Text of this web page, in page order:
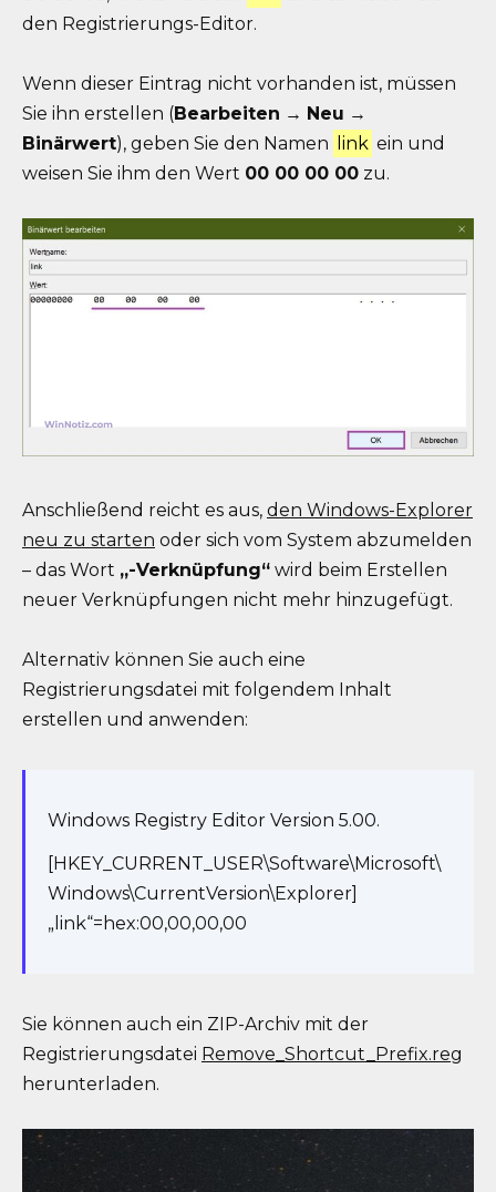
den Registrierungs-Editor.
Wenn dieser Eintrag nicht vorhanden ist, müssen
Sie ihn erstellen (Bearbeiten → Neu →
Binärwert), geben Sie den Namen link ein und
weisen Sie ihm den Wert 00 00 00 00 zu.
Anschließend reicht es aus, den Windows-Explorer
neu zu starten oder sich vom System abzumelden
– das Wort „-Verknüpfung“ wird beim Erstellen
neuer Verknüpfungen nicht mehr hinzugefügt.
Alternativ können Sie auch eine
Registrierungsdatei mit folgendem Inhalt
erstellen und anwenden:
Windows Registry Editor Version 5.00.
[HKEY_CURRENT_USER\Software\Microsoft\
Windows\CurrentVersion\Explorer]
„link“=hex:00,00,00,00
Sie können auch ein ZIP-Archiv mit der
Registrierungsdatei Remove_Shortcut_Prefix.reg
herunterladen.